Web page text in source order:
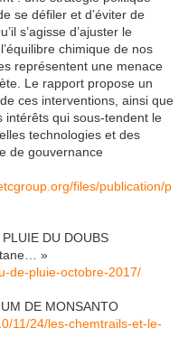
se défiler et d’éviter de
s’agisse d’ajuster le
chimique de nos
représentent une menace
Le rapport propose un
ces interventions, ainsi que
intérêts qui sous-tendent le
technologies et des
de gouvernance
files/publication/p
PLUIE DU DOUBS
»
de-pluie-octobre-2017/
DE MONSANTO
11/24/les-chemtrails-et-le-